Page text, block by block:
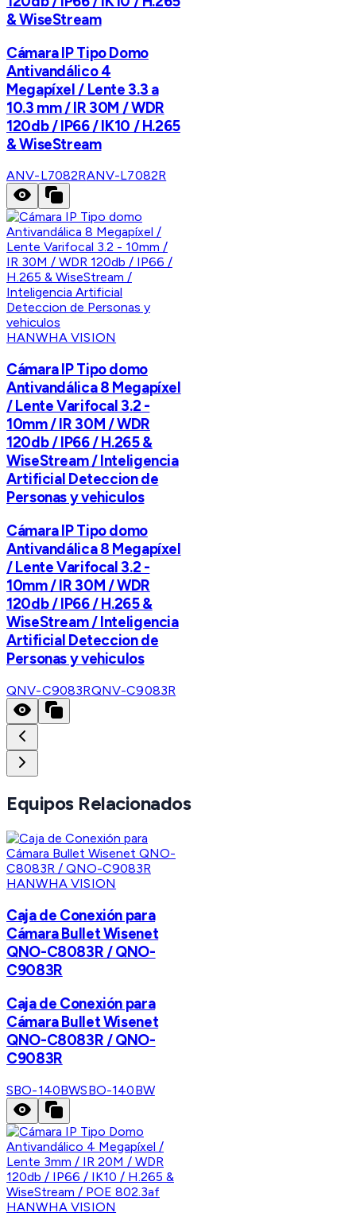
& WiseStream
Cámara IP Tipo Domo
Antivandálico 4
Megapíxel / Lente 3.3 a
10.3 mm / IR 30M / WDR
120db / IP66 / IK10 / H.265
& WiseStream
ANV-L7082RANV-L7082R
HANWHA VISION
Cámara IP Tipo domo
Antivandálica 8 Megapíxel
/ Lente Varifocal 3.2 -
10mm / IR 30M / WDR
120db / IP66 / H.265 &
WiseStream / Inteligencia
Artificial Deteccion de
Personas y vehiculos
Cámara IP Tipo domo
Antivandálica 8 Megapíxel
/ Lente Varifocal 3.2 -
10mm / IR 30M / WDR
120db / IP66 / H.265 &
WiseStream / Inteligencia
Artificial Deteccion de
Personas y vehiculos
QNV-C9083RQNV-C9083R
Equipos Relacionados
HANWHA VISION
Caja de Conexión para
Cámara Bullet Wisenet
QNO-C8083R / QNO-
C9083R
Caja de Conexión para
Cámara Bullet Wisenet
QNO-C8083R / QNO-
C9083R
SBO-140BWSBO-140BW
HANWHA VISION